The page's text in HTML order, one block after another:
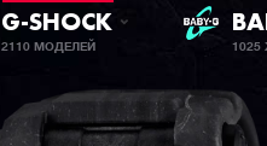
G-SHOCK
2110 МОДЕЛЕЙ